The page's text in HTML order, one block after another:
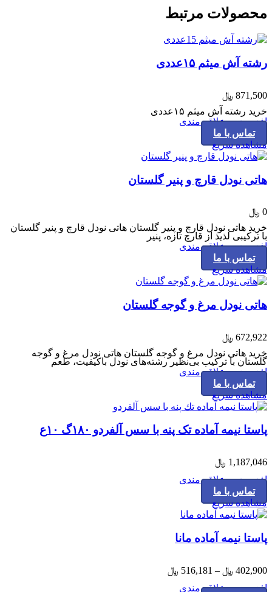
محصولات مرتبط
رشته آش میثم ۱۵عددی
871,500 ﷼
خرید رشته آش میثم ۱۵عددی
افزودن به علاقه مندی
تماس با ما
مشاهده سریع
هاتی نودل قارچ و پنیر گلستان
0 ﷼
خرید هاتی نودل قارچ و پنیر گلستان هاتی نودل قارچ و پنیر گلستان
با ترکیبی لذیذ از قارچ تازه، پنیر
افزودن به علاقه مندی
تماس با ما
مشاهده سریع
هاتی نودل مرغ و گوجه گلستان
672,922 ﷼
خرید هاتی نودل مرغ و گوجه گلستان هاتی نودل مرغ و گوجه
گلستان با ترکیب بی‌نظیر رشته‌های نودل باکیفیت، طعم
افزودن به علاقه مندی
تماس با ما
مشاهده سریع
پاستا نیمه آماده تک پنه با سس آلفردو ۱۸۰گ ۱۰ع
1,187,046 ﷼
افزودن به علاقه مندی
تماس با ما
مشاهده سریع
پاستا نیمه آماده مانا
402,900 ﷼ –
516,181 ﷼
افزودن به علاقه مندی